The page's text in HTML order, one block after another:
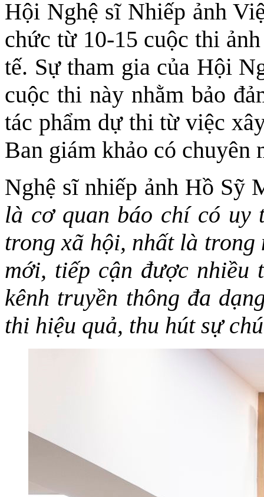
Hội Nghệ sĩ Nhiếp ảnh
chức từ 10-15 cuộc thi
tế. Sự tham gia của Hội
cuộc thi này nhằm bảo
tác phẩm dự thi từ việc
Ban giám khảo có chuyên
Nghệ sĩ nhiếp ảnh Hồ Sỹ
là cơ quan báo chí có uy
trong xã hội, nhất là trong
mới, tiếp cận được nhiều
kênh truyền thông đa
thi hiệu quả, thu hút sự